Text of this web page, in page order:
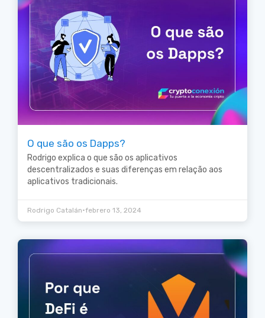
O que são os Dapps?
Rodrigo explica o que são os aplicativos
descentralizados e suas diferenças em relação aos
aplicativos tradicionais.
Rodrigo Catalán•febrero 13, 2024